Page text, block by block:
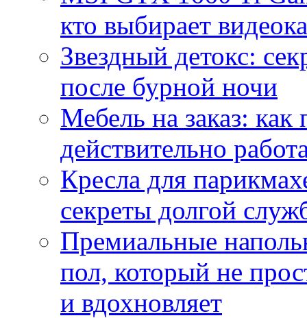
кто выбирает
Звездный детокс:
после бурной ночи
Мебель на заказ:
действительно
Кресла для
секреты долгой
Премиальные
пол, который не
и вдохновляет